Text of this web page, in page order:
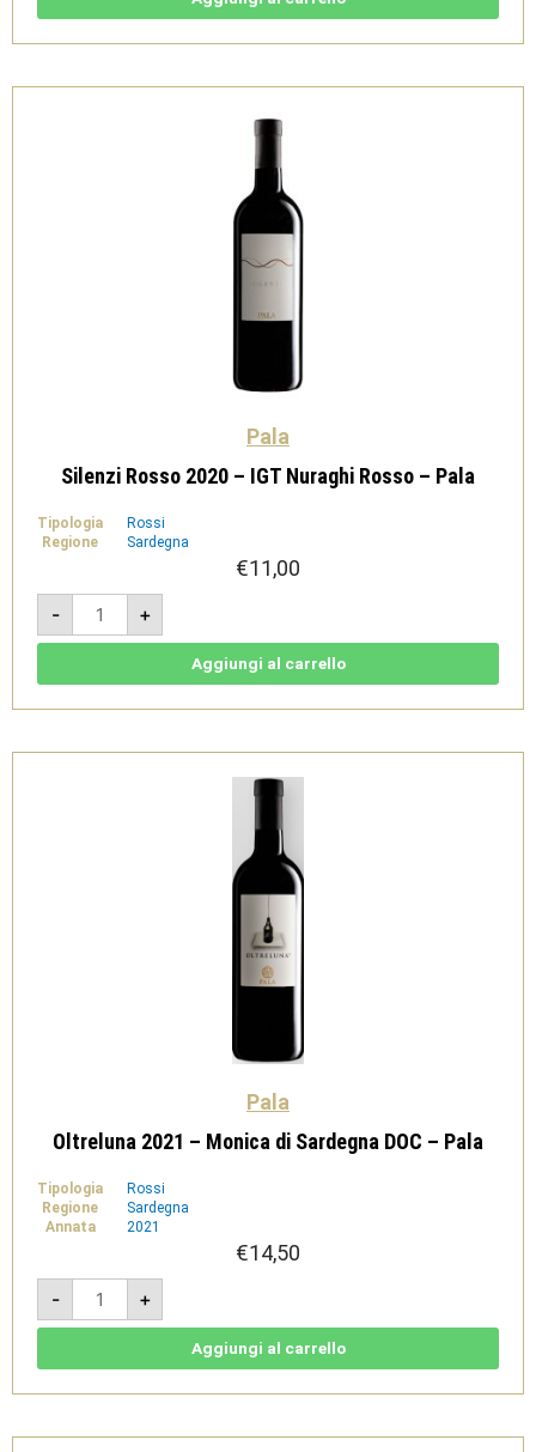
IGT
quantità
Pala
Silenzi Rosso 2020 – IGT Nuraghi Rosso – Pala
Tipologia
Rossi
Regione
Sardegna
€11,00
-
Silenzi
Rosso
2020
-
-
+
Aggiungi al carrello
Pala
Oltreluna 2021 – Monica di Sardegna DOC – Pala
Tipologia
Rossi
Regione
Sardegna
Annata
2021
€14,50
-
Oltreluna
2021
-
Monica
-
+
Aggiungi al carrello